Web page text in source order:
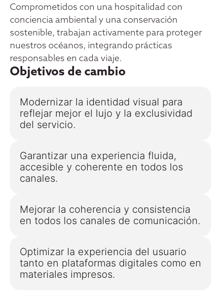
Comprometidos con una hospitalidad con
conciencia ambiental y una conservación
sostenible, trabajan activamente para proteger
nuestros océanos, integrando prácticas
responsables en cada viaje.
Objetivos de cambio
Modernizar la identidad visual para
reflejar mejor el lujo y la exclusividad
del servicio.
Garantizar una experiencia fluida,
accesible y coherente en todos los
canales.
Mejorar la coherencia y consistencia
en todos los canales de comunicación.
Optimizar la experiencia del usuario
tanto en plataformas digitales como en
materiales impresos.